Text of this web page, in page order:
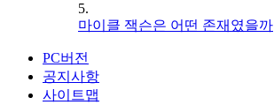
5.
마이클 잭슨은 어떤 존재였을까
PC버전
공지사항
사이트맵